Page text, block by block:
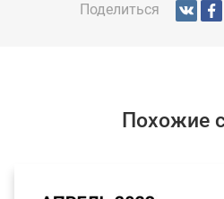
Поделиться
Похожие